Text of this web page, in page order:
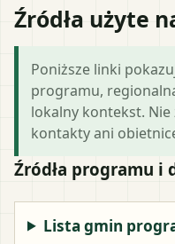
Źródła użyte
Poniższe linki
programu,
lokalny kontekst.
kontakty ani
Źródła programu i
Lista gmin